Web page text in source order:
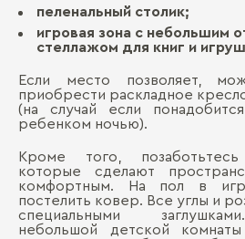
пеленальный столик;
игровая зона с небольшим
стеллажом для книг и
Если место позволяет,
приобрести раскладное
(на случай если
ребенком ночью).
Кроме того,
которые сделают
комфортным. На пол в
постелить ковер. Все углы и
специальными
небольшой детской